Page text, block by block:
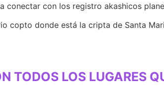
conectar con los registro akashicos
copto donde está la cripta de Santa
TODOS LOS LUGARES